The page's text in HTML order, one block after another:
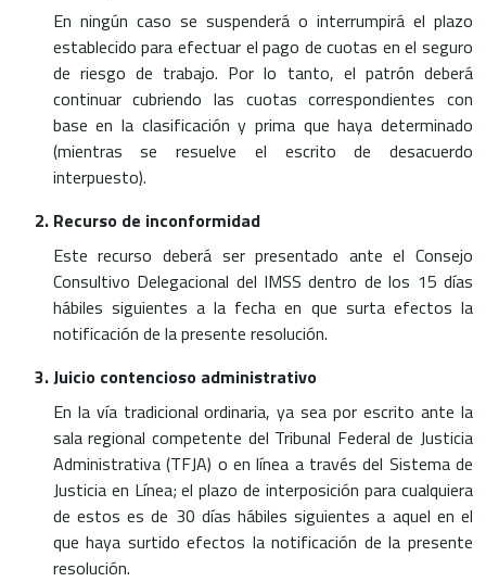
En ningún caso se suspenderá o interrumpirá el plazo
establecido para efectuar el pago de cuotas en el seguro
de riesgo de trabajo. Por lo tanto, el patrón deberá
continuar cubriendo las cuotas correspondientes con
base en la clasificación y prima que haya determinado
(mientras se resuelve el escrito de desacuerdo
interpuesto).
Recurso de inconformidad
Este recurso deberá ser presentado ante el Consejo
Consultivo Delegacional del IMSS dentro de los 15 días
hábiles siguientes a la fecha en que surta efectos la
notificación de la presente resolución.
Juicio contencioso administrativo
En la vía tradicional ordinaria, ya sea por escrito ante la
sala regional competente del Tribunal Federal de Justicia
Administrativa (TFJA) o en línea a través del Sistema de
Justicia en Línea; el plazo de interposición para cualquiera
de estos es de 30 días hábiles siguientes a aquel en el
que haya surtido efectos la notificación de la presente
resolución.